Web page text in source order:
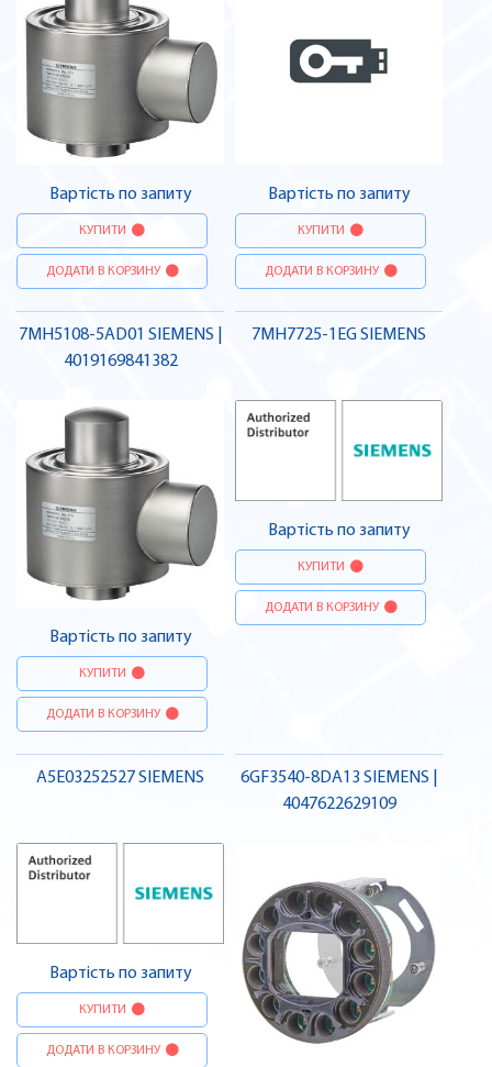
Вартість по запиту
КУПИТИ
ДОДАТИ В КОРЗИНУ
Вартість по запиту
КУПИТИ
ДОДАТИ В КОРЗИНУ
7MH5108-5AD01 SIEMENS |
4019169841382
Вартість по запиту
КУПИТИ
ДОДАТИ В КОРЗИНУ
7MH7725-1EG SIEMENS
Вартість по запиту
КУПИТИ
ДОДАТИ В КОРЗИНУ
A5E03252527 SIEMENS
Вартість по запиту
КУПИТИ
ДОДАТИ В КОРЗИНУ
6GF3540-8DA13 SIEMENS |
4047622629109